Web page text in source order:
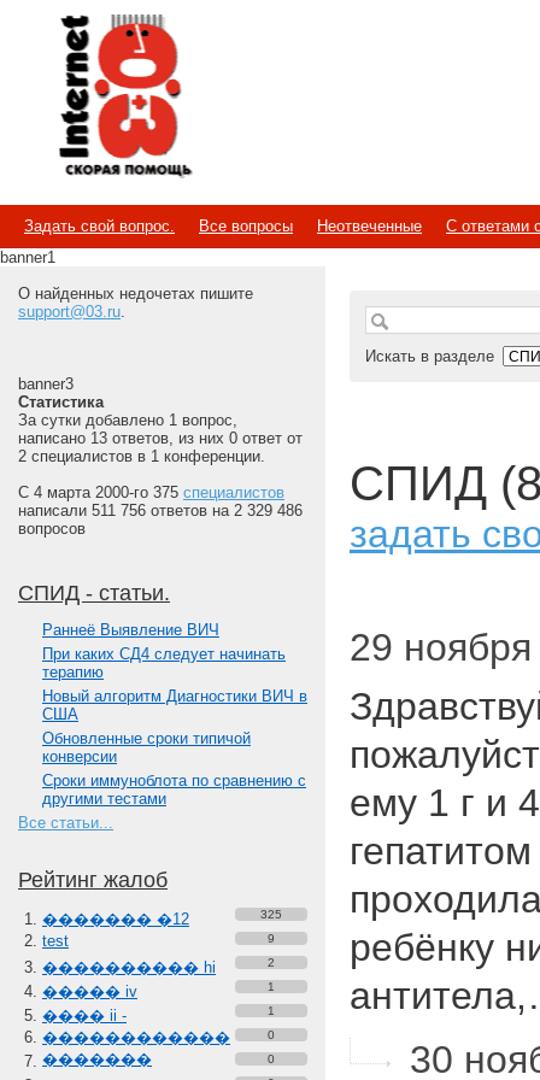
Internet
Скорая помощь
Задать свой вопрос. Все вопросы Неотвеченные
С ответами
banner1
О найденных недочетах пишите
support@03.ru.
banner3
Статистика
За сутки добавлено 1 вопрос,
написано 13 ответов, из них 0 ответ от
2 специалистов в 1 конференции.
С 4 марта 2000-го 375 специалистов
написали 511 756 ответов на 2 329 486
вопросов
СПИД - статьи.
Paннеё Выявление ВИЧ
При каких СД4 следует начинать
терапию
Новый алгоритм Диагностики ВИЧ в
США
Обновленные сроки типичой
конверсии
Сроки иммуноблота по сравнению с
другими тестами
Все статьи...
Рейтинг жалоб
������� �12 325
test 9
���������� hi 2
����� iv 1
���� ii -
������������
�������
1
0
0
Искать в разделе
СПИД
задать
29
ему 1 г и
ребёнку
30